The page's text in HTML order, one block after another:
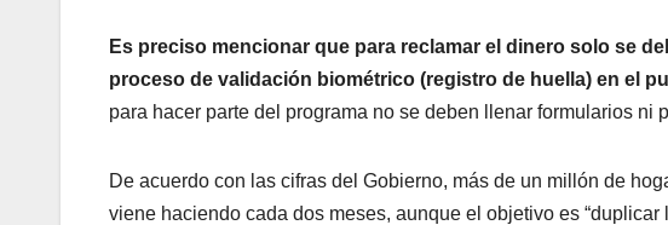
Es preciso mencionar que para reclamar el dinero solo se
proceso de validación biométrico (registro de huella) en el
para hacer parte del programa no se deben llenar formularios ni
De acuerdo con las cifras del Gobierno, más de un millón de
viene haciendo cada dos meses, aunque el objetivo es